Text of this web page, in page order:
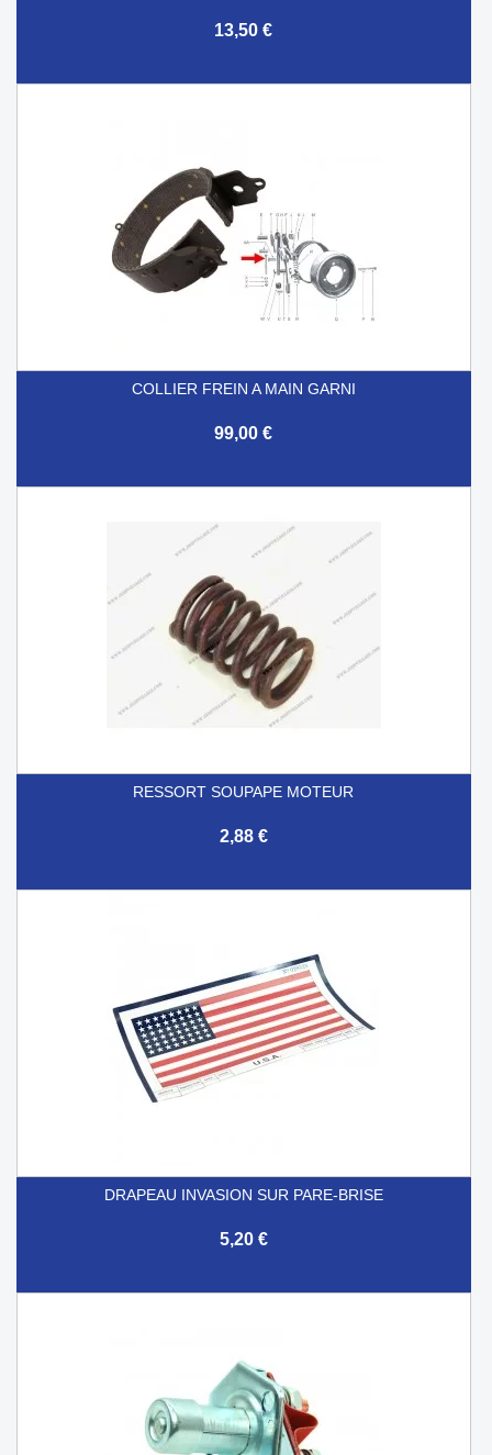
13,50 €
COLLIER FREIN A MAIN GARNI
99,00 €
RESSORT SOUPAPE MOTEUR
2,88 €
DRAPEAU INVASION SUR PARE-BRISE
5,20 €